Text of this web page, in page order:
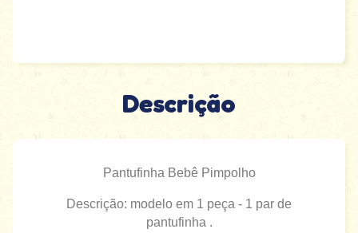
Descrição
Pantufinha Bebê Pimpolho
Descrição: modelo em 1 peça - 1 par de
pantufinha .